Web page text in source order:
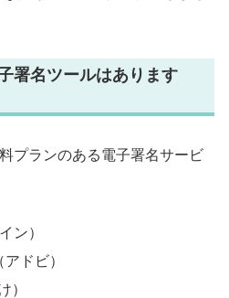
署名ツールはあります
プランのある電子署名サービ
ン）
ドビ）
）